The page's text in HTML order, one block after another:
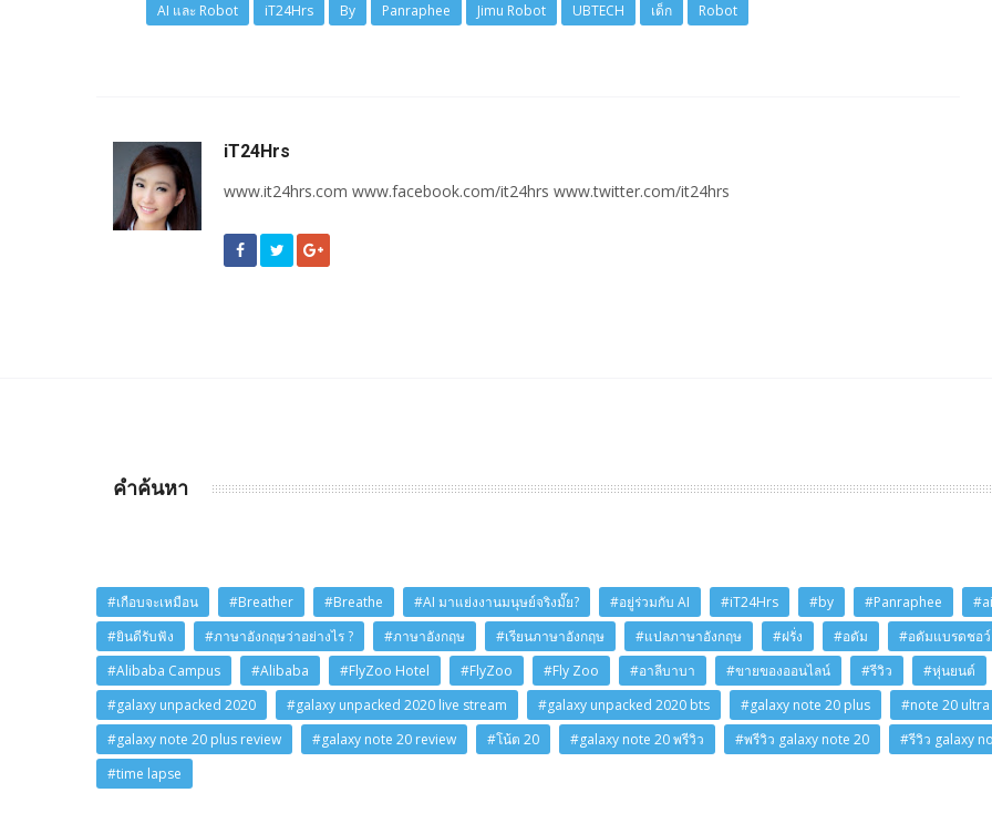
AI และ Robot
iT24Hrs By Panraphee Jimu Robot UBTECH เด็ก Robot
iT24Hrs
www.it24hrs.com www.facebook.com/it24hrs www.twitter.com/it24hrs
คำค้นหา
#เกือบจะเหมือน #Breather #Breathe #AI มาแย่งงานมนุษย์จริงมั๊ย? #อยู่ร่วมกับ AI #iT24Hrs #by #Panraphee #ai
#ยินดีรับฟัง
#ภาษาอังกฤษว่าอย่างไร ? #ภาษาอังกฤษ #เรียนภาษาอังกฤษ #แปลภาษาอังกฤษ #ฝรั่ง #อดัม #อดัมแบรดชอว์
#Alibaba Campus
#Alibaba #FlyZoo Hotel #FlyZoo #Fly Zoo #อาลีบาบา #ขายของออนไลน์ #รีวิว #หุ่นยนต์
#galaxy unpacked 2020
#galaxy unpacked 2020 live stream #galaxy unpacked 2020 bts #galaxy note 20 plus #note 20 ultra
#galaxy note 20 plus review
#galaxy note 20 review #โน้ต 20 #galaxy note 20 พรีวิว #พรีวิว galaxy note 20 #รีวิว galaxy
#time lapse